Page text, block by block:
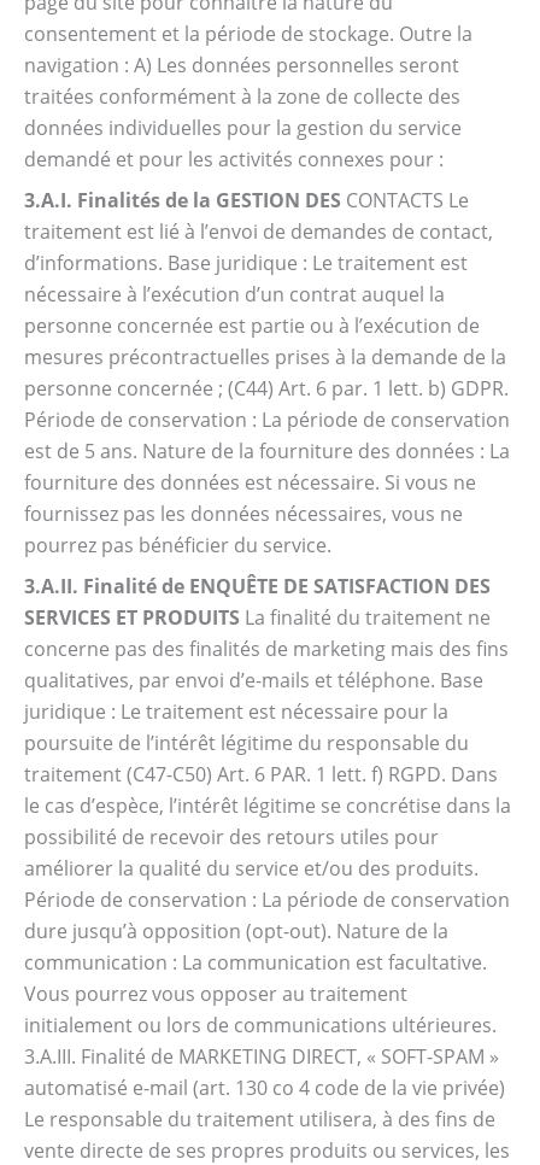
consentement et la période de stockage. Outre la
navigation : A) Les données personnelles seront
traitées conformément à la zone de collecte des
données individuelles pour la gestion du service
demandé et pour les activités connexes pour :
3.A.I. Finalités de la GESTION DES CONTACTS Le
traitement est lié à l’envoi de demandes de contact,
d’informations. Base juridique : Le traitement est
nécessaire à l’exécution d’un contrat auquel la
personne concernée est partie ou à l’exécution de
mesures précontractuelles prises à la demande de la
personne concernée ; (C44) Art. 6 par. 1 lett. b) GDPR.
Période de conservation : La période de conservation
est de 5 ans. Nature de la fourniture des données : La
fourniture des données est nécessaire. Si vous ne
fournissez pas les données nécessaires, vous ne
pourrez pas bénéficier du service.
3.A.II. Finalité de ENQUÊTE DE SATISFACTION DES
SERVICES ET PRODUITS La finalité du traitement ne
concerne pas des finalités de marketing mais des fins
qualitatives, par envoi d’e-mails et téléphone. Base
juridique : Le traitement est nécessaire pour la
poursuite de l’intérêt légitime du responsable du
traitement (C47-C50) Art. 6 PAR. 1 lett. f) RGPD. Dans
le cas d’espèce, l’intérêt légitime se concrétise dans la
possibilité de recevoir des retours utiles pour
améliorer la qualité du service et/ou des produits.
Période de conservation : La période de conservation
dure jusqu’à opposition (opt-out). Nature de la
communication : La communication est facultative.
Vous pourrez vous opposer au traitement
initialement ou lors de communications ultérieures.
3.A.III. Finalité de MARKETING DIRECT, « SOFT-SPAM »
automatisé e-mail (art. 130 co 4 code de la vie privée)
Le responsable du traitement utilisera, à des fins de
vente directe de ses propres produits ou services, les